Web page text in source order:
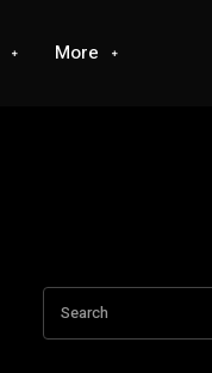
More
Search